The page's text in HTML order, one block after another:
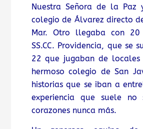
Nuestra Señora de la
colegio de Álvarez directo
Mar. Otro llegaba con 20
SS.CC. Providencia, que se
22 que jugaban de
hermoso colegio de San
historias que se iban a
experiencia que suele no
corazones nunca más.